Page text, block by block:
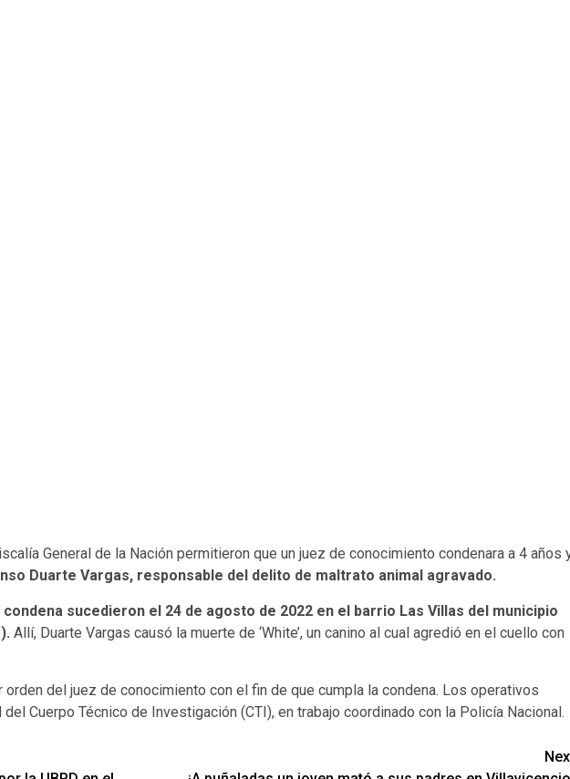
General de la Nación permitieron que un juez de conocimiento condenara a 4 años
Duarte Vargas, responsable del delito de maltrato animal agravado.
sucedieron el 24 de agosto de 2022 en el barrio Las Villas del municipio
Allí, Duarte Vargas causó la muerte de ‘White’, un canino al cual agredió en el cuello con
del juez de conocimiento con el fin de que cumpla la condena. Los operativos
Cuerpo Técnico de Investigación (CTI), en trabajo coordinado con la Policía Nacional.